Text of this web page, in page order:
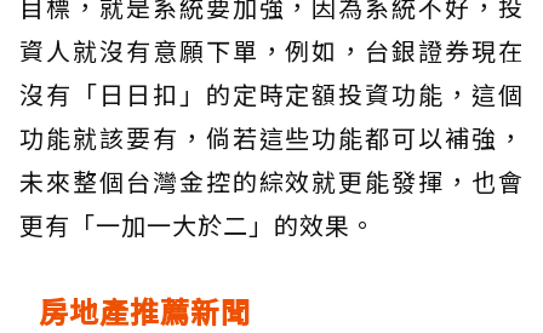
資人就沒有意願下單，例如，台銀證券現在
沒有「日日扣」的定時定額投資功能，這個
功能就該要有，倘若這些功能都可以補強，
未來整個台灣金控的綜效就更能發揮，也會
更有「一加一大於二」的效果。
房地產推薦新聞